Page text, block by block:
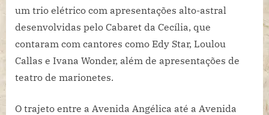
um trio elétrico com apresentações alto-astral
desenvolvidas pelo Cabaret da Cecília, que
contaram com cantores como Edy Star, Loulou
Callas e Ivana Wonder, além de apresentações de
teatro de marionetes.
O trajeto entre a Avenida Angélica até a Avenida